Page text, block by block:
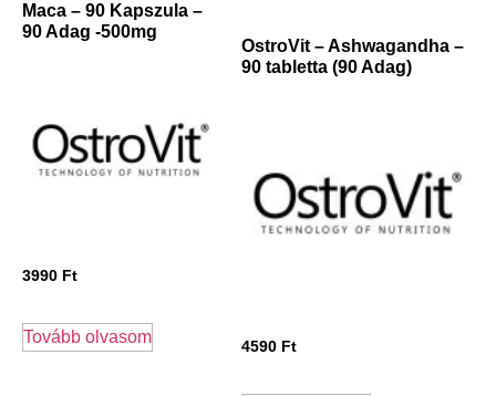
Maca – 90 Kapszula –
90 Adag -500mg
3990 Ft
Tovább olvasom
OstroVit – Ashwagandha –
90 tabletta (90 Adag)
4590 Ft